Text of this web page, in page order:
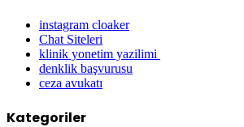
instagram cloaker
Chat Siteleri
klinik yonetim yazilimi
denklik başvurusu
ceza avukatı
Kategoriler